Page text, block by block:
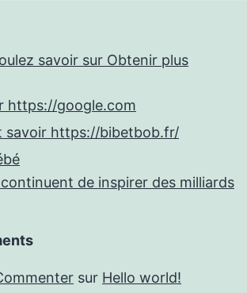
savoir sur Obtenir plus
https://google.com
savoir https://bibetbob.fr/
de inspirer des milliards
sur Hello world!